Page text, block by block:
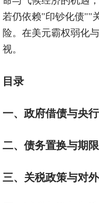
若仍依赖"印钞化债""
险。在美元霸权弱化
视。
目录
一、 政府借债与央
二、债务置换与期
三、关税政策与对